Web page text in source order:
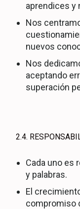
aprendices y
Nos
nuevos
Nos
aceptando
superación
2.4.
Cada uno es
y palabras.
El
compromiso